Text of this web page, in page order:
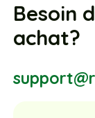
Besoin
achat?